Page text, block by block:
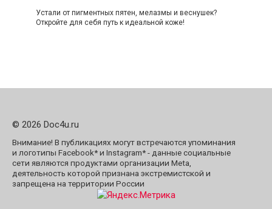
Устали от пигментных пятен, мелазмы и веснушек?
Откройте для себя путь к идеальной коже!
© 2026 Doc4u.ru
Внимание! В публикациях могут встречаются упоминания
и логотипы Facebook* и Instagram* - данные социальные
сети являются продуктами организации Meta,
деятельность которой признана экстремистской и
запрещена на территории России